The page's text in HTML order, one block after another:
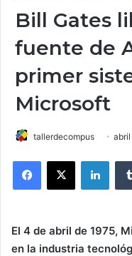
Bill Gates
fuente de
primer
Microsoft
tallerdecompus
El 4 de abril de 1975,
en la industria